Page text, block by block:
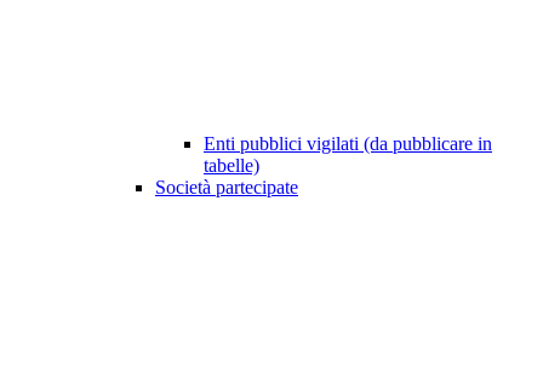
Enti pubblici vigilati (da pubblicare in
tabelle)
Società partecipate